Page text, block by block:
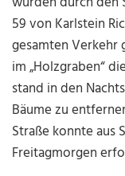
59 von Karlstein
gesamten Verkehr
im „Holzgraben“
stand in den
Bäume zu
Straße konnte aus
Freitagmorgen